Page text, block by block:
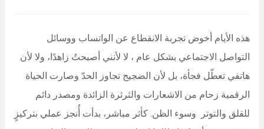
هذه الأيام أخوض تجربة الانقطاع عن الواتساب ووسائل
التواصل الاجتماعي بشكل عام ، لا لأنني أصبحتُ زاهدًا، ولا لأن
هاتفي تعطّل فجأة، بل لأن الضجيج تجاوز الحدّ وصارت الحياة
الرقمية زحام من الاشعارات والثرثرة الزائدة ومصدر دائم
للقلق والتوتر وسوء الظن. كأثر مباشر، بدأت أُنجز عملي بتركيزٍ